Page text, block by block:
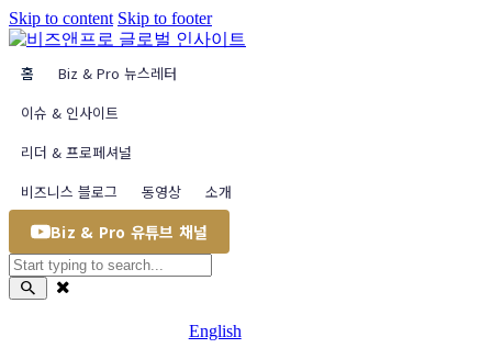
Skip to content Skip to footer
홈
Biz & Pro 뉴스레터
이슈 & 인사이트
리더 & 프로페셔널
비즈니스 블로그
동영상 소개
Biz & Pro 유튜브 채널
English